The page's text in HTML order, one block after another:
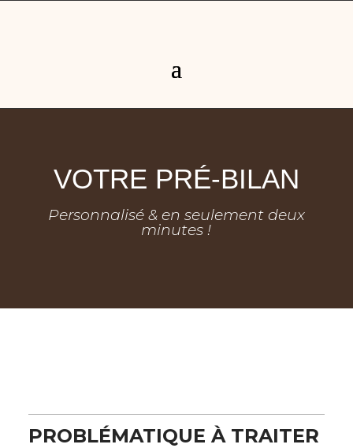
VOTRE PRÉ-BILAN
Personnalisé & en seulement deux
minutes !
PROBLÉMATIQUE À TRAITER